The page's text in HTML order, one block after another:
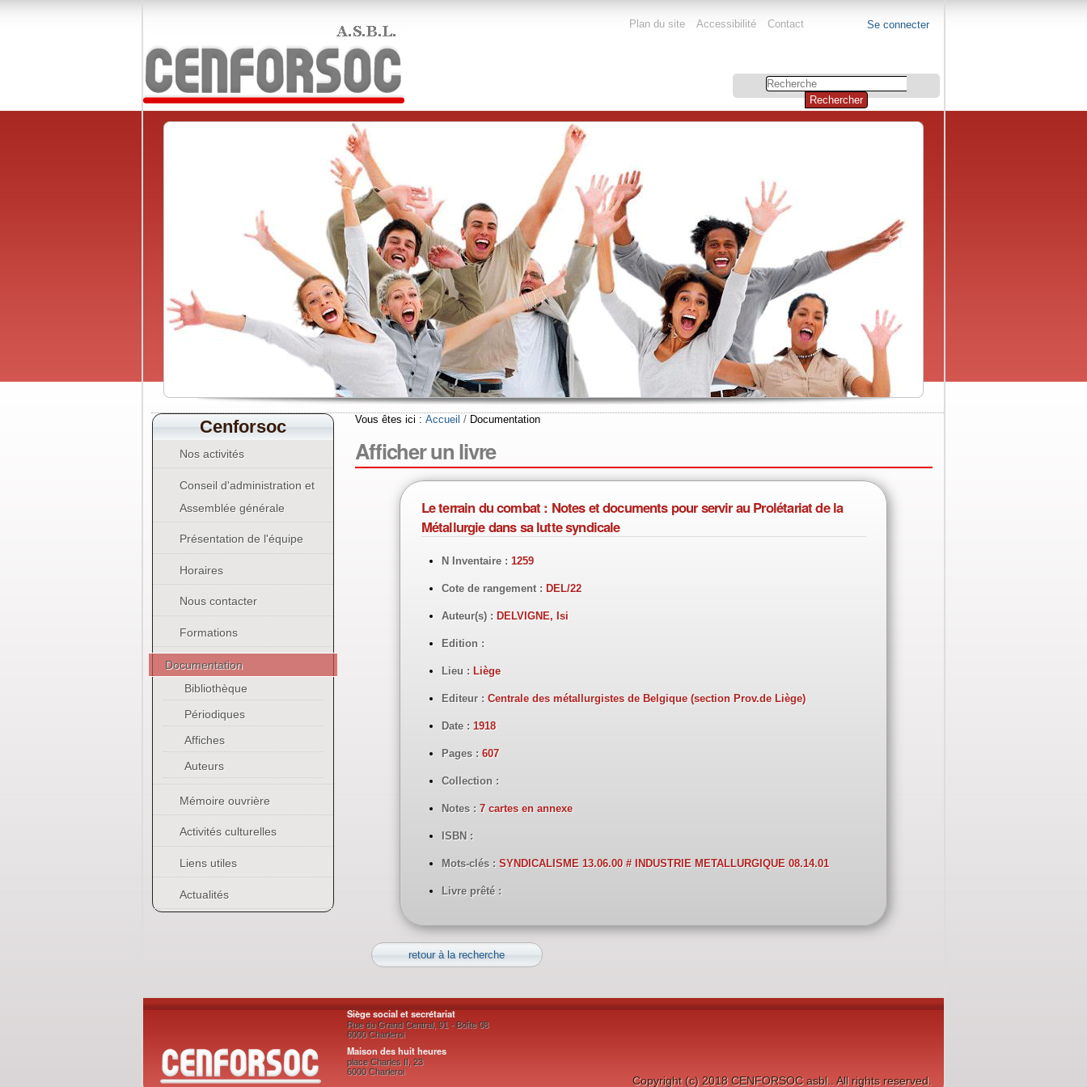
Se connecter
Plan du site Accessibilité Contact
Chercher
Vous êtes ici : Accueil / Documentation
Afficher un livre
Le terrain du combat : Notes et documents pour servir au Prolétariat de la
Métallurgie dans sa lutte syndicale
N Inventaire : 1259
Cote de rangement : DEL/22
Auteur(s) : DELVIGNE, Isi
Edition :
Lieu : Liège
Editeur :Centrale des métallurgistes de Belgique (section Prov.de Liège)
Date : 1918
Pages :607
Collection :
Notes :7 cartes en annexe
ISBN :
Mots-clés :SYNDICALISME 13.06.00 # INDUSTRIE METALLURGIQUE 08.14.01
Livre prêté :
retour à la recherche
Cenforsoc
Nos activités
Conseil d'administration et
Assemblée générale
Présentation de l'équipe
Horaires
Nous contacter
Formations
Documentation
Bibliothèque
Périodiques
Affiches
Auteurs
Mémoire ouvrière
Activités culturelles
Liens utiles
Actualités
Siège social et secrétariat
Rue du Grand Central, 91 - Boîte 08
6000 Charleroi
Maison des huit heures
place Charles II, 23
6000 Charleroi
Copyright (c) 2018 CENFORSOC asbl.. All rights reserved.